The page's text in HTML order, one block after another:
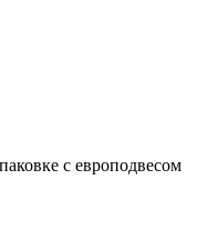
с европодвесом